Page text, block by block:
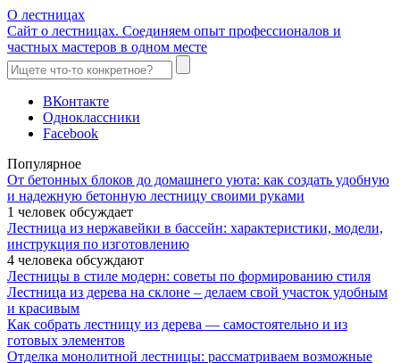
О лестницах
Сайт о лестницах. Соединяем опыт профессионалов и
частных мастеров в одном месте
ВКонтакте
Одноклассники
Facebook
Популярное
От бетонных блоков до домашнего уюта: как создать удобную
и надежную бетонную лестницу своими руками
1 человек обсуждает
Лестница из нержавейки в бассейн: характеристики, модели,
инструкция по изготовлению
4 человека обсуждают
Лестницы в стиле модерн: советы по формированию стиля
Лестница из дерева на склоне – делаем свой участок удобным
и красивым
Как собрать лестницу из дерева — самостоятельно и из
готовых элементов
Отделка монолитной лестницы: рассматриваем возможные